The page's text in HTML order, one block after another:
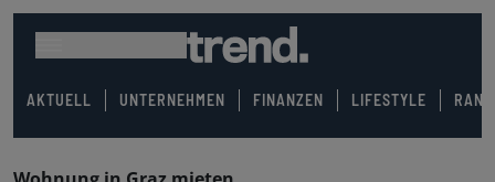
AKTUELL UNTERNEHMEN FINANZEN LIFESTYLE